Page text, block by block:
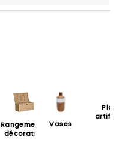
Rangements
décoratifs
Vases